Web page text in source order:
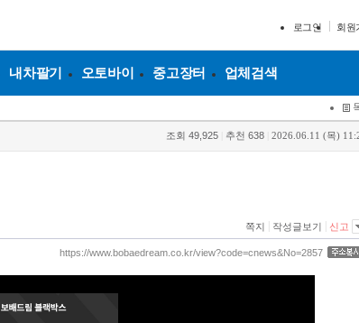
로그인 회원
내차팔기 오토바이 중고장터 업체검색
조회 49,925 추천 638 2026.06.11 (목)
쪽지 작성글보기 신고
https://www.bobaedream.co.kr/view?code=cnews&No=2857